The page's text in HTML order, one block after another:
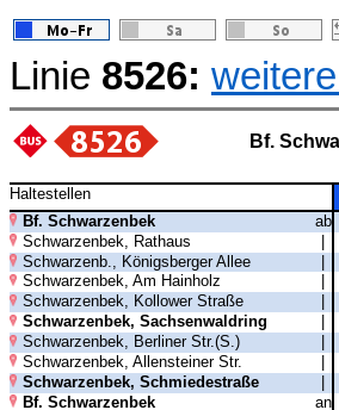
Linie 8526:
Bf.
Haltestellen
Bf. Schwarzenbek
ab
Schwarzenbek, Rathaus
|
Schwarzenb., Königsberger Allee
|
Schwarzenbek, Am Hainholz
Schwarzenbek, Kollower Straße
Schwarzenbek, Sachsenwaldring
Schwarzenbek, Berliner Str.(S.)
Schwarzenbek, Allensteiner Str.
Schwarzenbek, Schmiedestraße
Bf. Schwarzenbek
an